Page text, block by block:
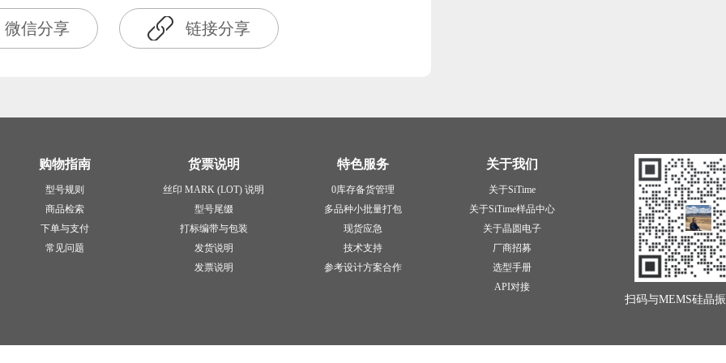
微信分享 链接分享
购物指南
型号规则
商品检索
下单与支付
常见问题
货票说明
丝印 MARK (LOT) 说明
型号尾缀
打标编带与包装
发货说明
发票说明
特色服务
0库存备货管理
多品种小批量打包
现货应急
技术支持
参考设计方案合作
关于我们
关于SiTime
关于SiTime样品中心
关于晶圆电子
厂商招募
选型手册
API对接
扫码与MEMS硅晶